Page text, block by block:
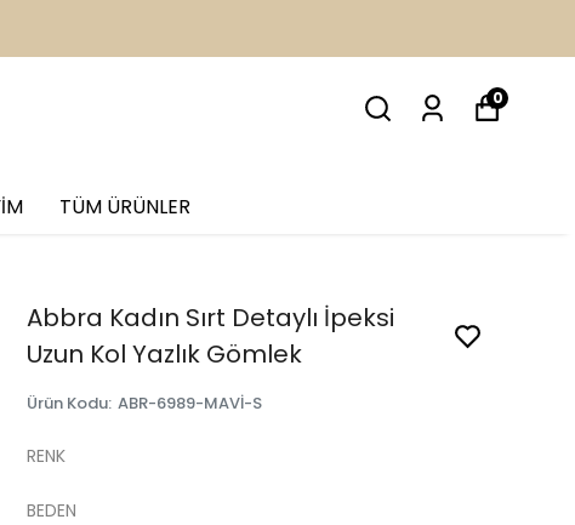
TÜM ÜRÜNLER
0
Abbra Kadın Sırt Detaylı İpeksi
Uzun Kol Yazlık Gömlek
Ürün Kodu: ABR-6989-MAVİ-S
RENK
BEDEN